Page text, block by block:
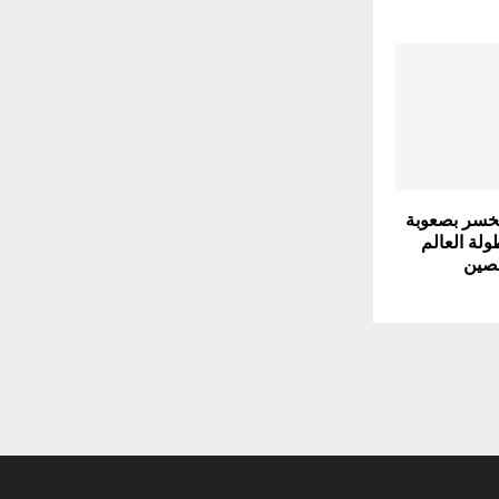
بصعوبة
العالم